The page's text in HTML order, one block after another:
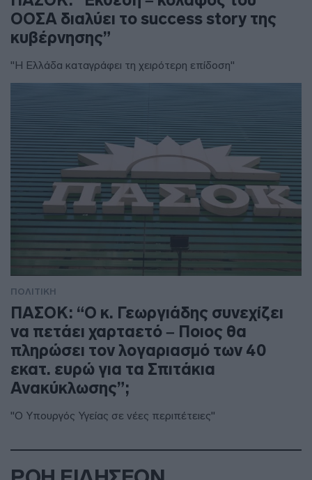
ΟΟΣΑ διαλύει το success story της
κυβέρνησης”
"Η Ελλάδα καταγράφει τη χειρότερη επίδοση"
ΠΟΛΙΤΙΚΗ
ΠΑΣΟΚ: “Ο κ. Γεωργιάδης συνεχίζει
να πετάει χαρταετό – Ποιος θα
πληρώσει τον λογαριασμό των 40
εκατ. ευρώ για τα Σπιτάκια
Ανακύκλωσης”;
"Ο Υπουργός Υγείας σε νέες περιπέτειες"